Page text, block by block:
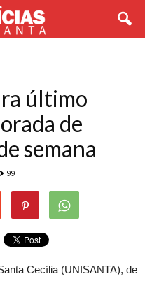
último
de
semana
99
Cecília (UNISANTA), de